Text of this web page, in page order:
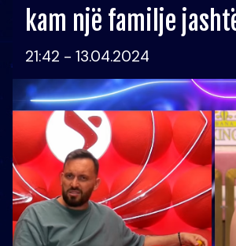
kam një familje
21:42 - 13.04.2024